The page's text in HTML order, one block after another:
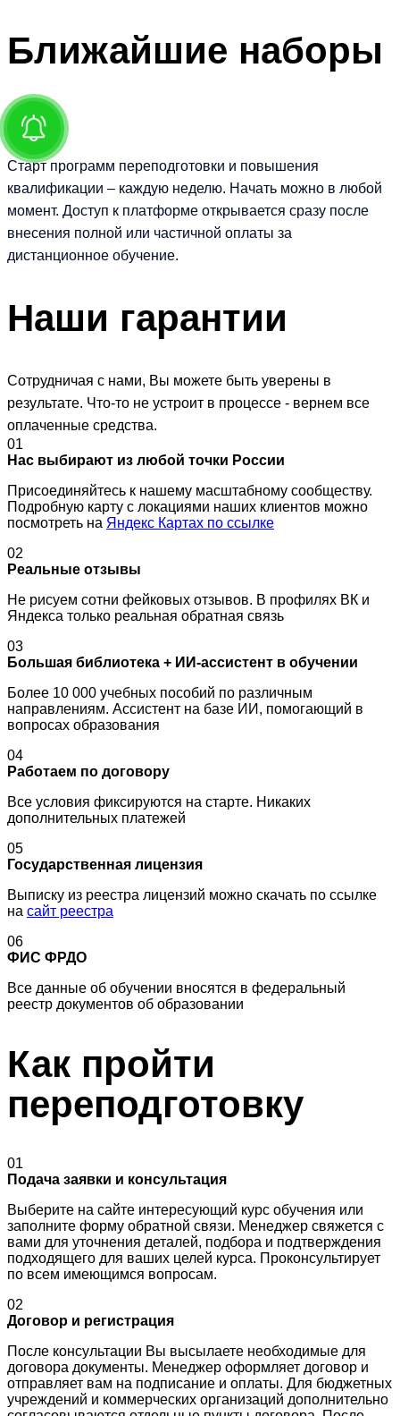
Ближайшие наборы
Старт программ переподготовки и повышения
квалификации – каждую неделю. Начать можно в любой
момент. Доступ к платформе открывается сразу после
внесения полной или частичной оплаты за
дистанционное обучение.
Наши гарантии
Сотрудничая с нами, Вы можете быть уверены в
результате. Что-то не устроит в процессе - вернем все
оплаченные средства.
01
Нас выбирают из любой точки России
Присоединяйтесь к нашему масштабному сообществу.
Подробную карту с локациями наших клиентов можно
посмотреть на Яндекс Картах по ссылке
02
Реальные отзывы
Не рисуем сотни фейковых отзывов. В профилях ВК и
Яндекса только реальная обратная связь
03
Большая библиотека + ИИ-ассистент в обучении
Более 10 000 учебных пособий по различным
направлениям. Ассистент на базе ИИ, помогающий в
вопросах образования
04
Работаем по договору
Все условия фиксируются на старте. Никаких
дополнительных платежей
05
Государственная лицензия
Выписку из реестра лицензий можно скачать по ссылке
на сайт реестра
06
ФИС ФРДО
Все данные об обучении вносятся в федеральный
реестр документов об образовании
Как пройти
переподготовку
01
Подача заявки и консультация
Выберите на сайте интересующий курс обучения или
заполните форму обратной связи. Менеджер свяжется с
вами для уточнения деталей, подбора и подтверждения
подходящего для ваших целей курса. Проконсультирует
по всем имеющимся вопросам.
02
Договор и регистрация
После консультации Вы высылаете необходимые для
договора документы. Менеджер оформляет договор и
отправляет вам на подписание и оплаты. Для бюджетных
учреждений и коммерческих организаций дополнительно